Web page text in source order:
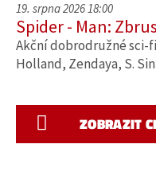
19. srpna 2026 18:00
Spider - Man:
Akční dobrodružné sci-
Holland, Zendaya, S.
ZOBRAZIT